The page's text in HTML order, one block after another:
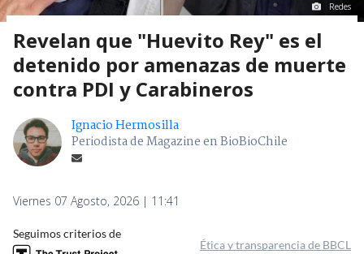
Redes
Revelan que "Huevito Rey" es el
detenido por amenazas de muerte
contra PDI y Carabineros
Ignacio Hermosilla
Periodista de Magazine en BioBioChile
Viernes 07 Agosto, 2026 | 11:41
Seguimos criterios de
Ética y transparencia de BBCL